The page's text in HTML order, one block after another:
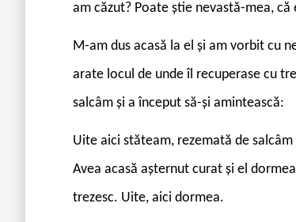
am căzut? Poate știe nevastă-mea,
M-am dus acasă la el și am vorbit cu
arate locul de unde îl recuperase cu
salcâm și a început să-și amintească:
Uite aici stăteam, rezemată de
Avea acasă așternut curat și el
trezesc. Uite, aici dormea.